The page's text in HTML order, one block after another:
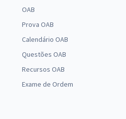
OAB
Prova OAB
Calendário OAB
Questões OAB
Recursos OAB
Exame de Ordem